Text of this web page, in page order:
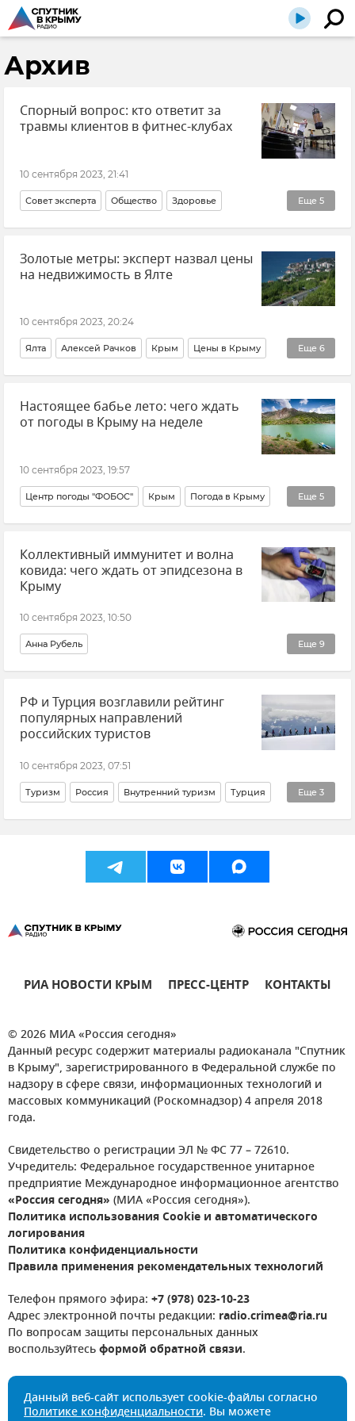
Архив
Спорный вопрос: кто ответит за
травмы клиентов в фитнес-клубах
10 сентября 2023, 21:41
Еще 5
Совет эксперта Общество Здоровье
Красота и здоровье Спорт Закон и право
Новости Татьяна Дементьева
Золотые метры: эксперт назвал цены
на недвижимость в Ялте
10 сентября 2023, 20:24
Еще 6
Ялта Алексей Рачков Крым Цены в Крыму
Жилье Жилье в Крыму Общество
Совет эксперта Новости Крыма ЮБК
Настоящее бабье лето: чего ждать
от погоды в Крыму на неделе
10 сентября 2023, 19:57
Еще 5
Центр погоды "ФОБОС" Крым Погода в Крыму
Крымская погода Евгений Тишковец
Отдых в Крыму Общество Новости Крыма
Коллективный иммунитет и волна
ковида: чего ждать от эпидсезона в
Крыму
10 сентября 2023, 10:50
Еще 9
Анна Рубель
Здравоохранение в Крыму и Севастополе
Коронавирус Коронавирус в Крыму
Распространение коронавируса в РФ
РФ и Турция возглавили рейтинг
популярных направлений
российских туристов
10 сентября 2023, 07:51
Еще 3
Туризм Россия Внутренний туризм Турция
ОАЭ Таиланд Куба
РИА НОВОСТИ КРЫМ ПРЕСС-ЦЕНТР КОНТАКТЫ
© 2026 МИА «Россия сегодня»
Данный ресурс содержит материалы радиоканала "Спутник
в Крыму", зарегистрированного в Федеральной службе по
надзору в сфере связи, информационных технологий и
массовых коммуникаций (Роскомнадзор) 4 апреля 2018
года.
Свидетельство о регистрации ЭЛ № ФС 77 – 72610.
Учредитель: Федеральное государственное унитарное
предприятие Международное информационное агентство
«Россия сегодня» (МИА «Россия сегодня»).
Политика использования Cookie и автоматического
логирования
Политика конфиденциальности
Правила применения рекомендательных технологий
Телефон прямого эфира: +7 (978) 023-10-23
Адрес электронной почты редакции: radio.crimea@ria.ru
По вопросам защиты персональных данных
воспользуйтесьформой обратной связи.
Данный веб-сайт использует cookie-файлы согласно
Политике конфиденциальности. Вы можете